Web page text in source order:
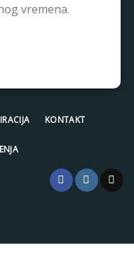
vremena.
KONTAKT